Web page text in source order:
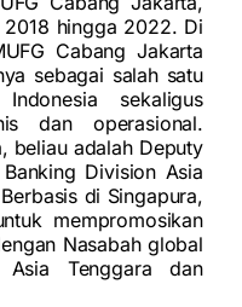
hingga 2022. Di
Cabang Jakarta
sebagai salah satu
sekaligus
dan operasional.
beliau adalah Deputy
Division Asia
di Singapura,
mempromosikan
Nasabah global
Tenggara dan